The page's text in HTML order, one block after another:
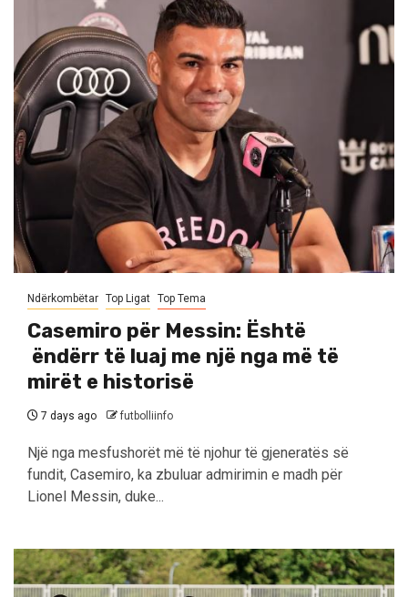
Ndërkombëtar Top Ligat Top Tema
Casemiro për Messin: Është
ëndërr të luaj me një nga më të
mirët e historisë
7 days ago futbolliinfo
Një nga mesfushorët më të njohur të gjeneratës së
fundit, Casemiro, ka zbuluar admirimin e madh për
Lionel Messin, duke...